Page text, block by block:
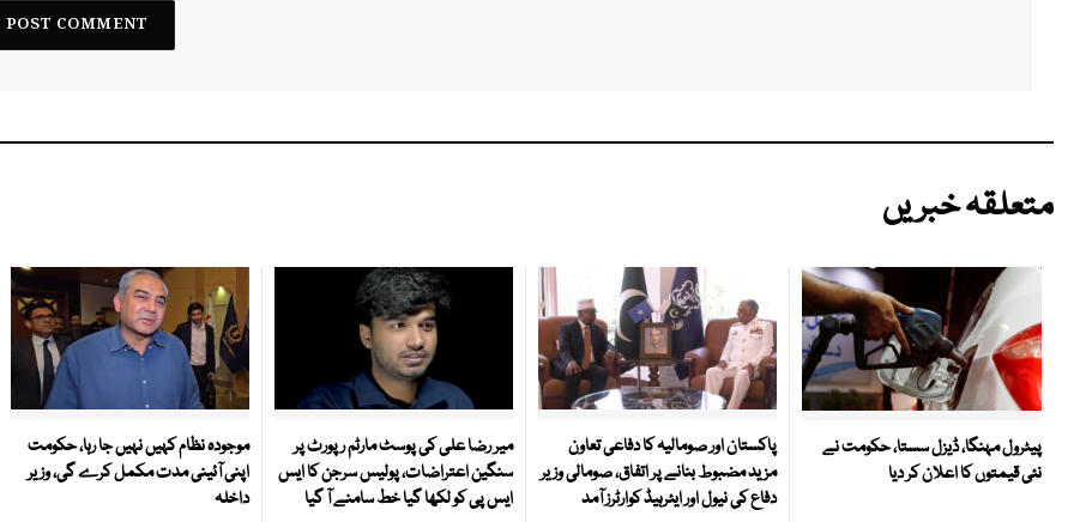
متعلقہ خبریں
پیٹرول مہنگا، ڈیزل سستا، حکومت نے
نئی قیمتوں کا اعلان کر دیا
پاکستان اور صومالیہ کا دفاعی تعاون
مزید مضبوط بنانے پر اتفاق، صومالی وزیر
دفاع کی نیول اور ایئرہیڈ کوارٹرز آمد
میر رضا علی کی پوسٹ مارٹم رپورٹ پر
سنگین اعتراضات، پولیس سرجن کا ایس
ایس پی کو لکھا گیا خط سامنے آ گیا
موجودہ نظام کہیں نہیں جا رہا، حکومت
اپنی آئینی مدت مکمل کرے گی، وزیر
داخلہ